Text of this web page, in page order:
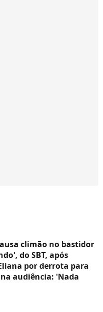
climão no bastidor
do SBT, após
por derrota para
audiência: 'Nada